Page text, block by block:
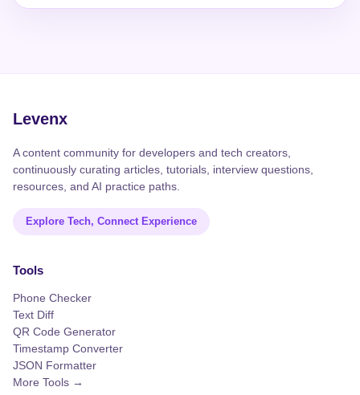
results: T[] = []; const executing = new
tasks.entries()) { const p = task().then((result) => {
results[index] = result; executing.delete(p); });
executing.add(p); results[index] = undefined as T; if
Promise.race(executing); } } await
`serve`）是构建 HTTP 服务的主要 API，它基于 Rust 的
中，Deno 2.x 的 HTTP 吞吐量约 78k req/s（简单 JSON
响应），显著优于 Node.js 22 的约 65k req/s。 ## Deno
的 I/O 性能如何优化？ I/O 是大多数 Web 应用的核心瓶
颈。Deno 的 I/O 操作通过 Rust 异步运行时（tokio）实
现，天然支持非阻塞 I/O。 **始终使用异步 I/O**：Deno
中同步 I/O API（如 `Deno.readTextFileSync`）会阻塞事
否用于生产？（提示：语义化版本、JSR 标注）
统的完整权限，不受 Deno 权限标志约束。因此只应允许
统层面。Deno 则从运行时层面强制权限隔离，每个资源
-deny-*` 优先。即使 `--allow-read=/app` 已授权，`--
如何在 CI 中自动处理权限提示？** 使用 `--no-prompt` 标
志，未授权的访问直接抛出 PermissionDenied 错误而非
交互提示，适合自动化流水线。
Levenx
A content community for developers and tech creators,
continuously curating articles, tutorials, interview questions,
resources, and AI practice paths.
Explore Tech, Connect Experience
Tools
Phone Checker
Text Diff
QR Code Generator
Timestamp Converter
JSON Formatter
More Tools →